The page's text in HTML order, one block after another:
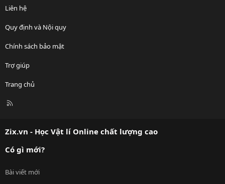
Liên hệ
Quy định và Nội quy
Chính sách bảo mật
Trợ giúp
Trang chủ
R
Zix.vn - Học Vật lí Online chất lượng cao
Có gì mới?
Bài viết mới